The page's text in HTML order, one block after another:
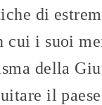
di
i suoi
della
il